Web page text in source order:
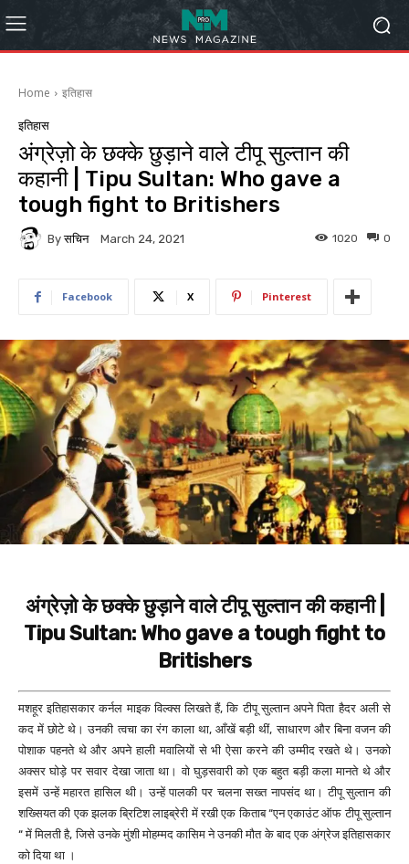
Home इतिहास
इतिहास
अंग्रेज़ो के छक्के छुड़ाने वाले टीपू सुल्तान की
कहानी | Tipu Sultan: Who gave a
tough fight to Britishers
By सचिन March 24, 2021 0
1020
Facebook X Pinterest
अंग्रेज़ो के छक्के छुड़ाने वाले टीपू सुल्तान की कहानी |
Tipu Sultan: Who gave a tough fight to
Britishers
मशहूर इतिहासकार कर्नल माइक विल्क्स लिखते हैं, कि टीपू सुल्तान अपने पिता हैदर अली से
कद में छोटे थे। उनकी त्वचा का रंग काला था, आँखें बड़ी थीं, साधारण और बिना वजन की
पोशाक पहनते थे और अपने हाली मवालियों से भी ऐसा करने की उम्मीद रखते थे। उनको
अक्सर घोड़े पर सवार देखा जाता था। वो घुड़सवारी को एक बहुत बड़ी कला मानते थे और
इसमें उन्हें महारत हासिल थी। उन्हें पालकी पर चलना सख्त नापसंद था। टीपू सुल्तान की
शख्सियत की एक झलक ब्रिटिश लाइब्रेरी में रखी एक किताब “एन एकाउंट ऑफ टीपू सुल्तान
“ में मिलती है, जिसे उनके मुंशी मोहम्मद कासिम ने उनकी मौत के बाद एक अंग्रेज इतिहासकार
को दिया था ।